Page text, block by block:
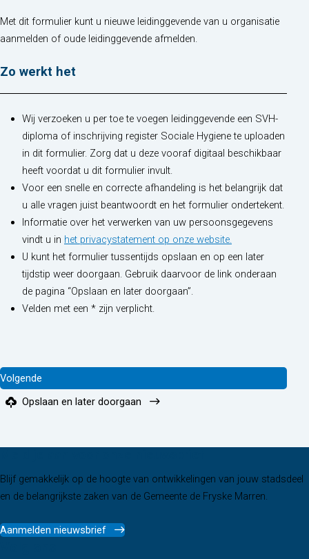
Met dit formulier kunt u nieuwe leidinggevende van u organisatie
aanmelden of oude leidinggevende afmelden.
Zo werkt het
Wij verzoeken u per toe te voegen leidinggevende een SVH-
diploma of inschrijving register Sociale Hygiene te uploaden
in dit formulier. Zorg dat u deze vooraf digitaal beschikbaar
heeft voordat u dit formulier invult.
Voor een snelle en correcte afhandeling is het belangrijk dat
u alle vragen juist beantwoordt en het formulier ondertekent.
Informatie over het verwerken van uw persoonsgegevens
vindt u in het privacystatement op onze website.
U kunt het formulier tussentijds opslaan en op een later
tijdstip weer doorgaan. Gebruik daarvoor de link onderaan
de pagina “Opslaan en later doorgaan”.
Velden met een * zijn verplicht.
Opslaan en later doorgaan
Blijf gemakkelijk op de hoogte van ontwikkelingen van jouw stadsdeel
en de belangrijkste zaken van de Gemeente de Fryske Marren.
Aanmelden nieuwsbrief